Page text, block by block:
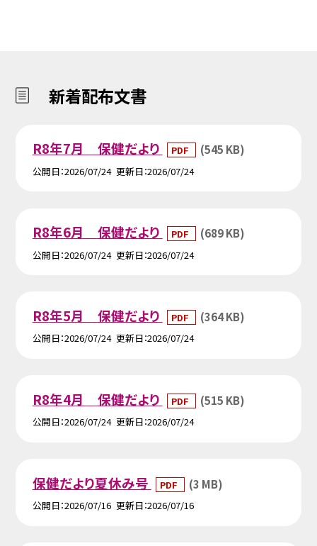
新着配布文書
R8年7月 保健だより PDF (545 KB)
公開日 2026/07/24 更新日 2026/07/24
R8年6月 保健だより PDF (689 KB)
公開日 2026/07/24 更新日 2026/07/24
R8年5月 保健だより PDF (364 KB)
公開日 2026/07/24 更新日 2026/07/24
R8年4月 保健だより PDF (515 KB)
公開日 2026/07/24 更新日 2026/07/24
保健だより夏休み号 PDF (3 MB)
公開日 2026/07/16 更新日 2026/07/16